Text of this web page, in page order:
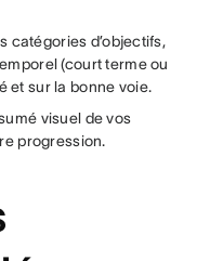
catégories d’objectifs,
(court terme ou
et sur la bonne voie.
visuel de vos
progression.